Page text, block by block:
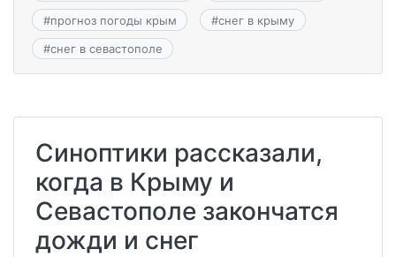
#прогноз погоды крым #снег в крыму
#снег в севастополе
Синоптики рассказали,
когда в Крыму и
Севастополе закончатся
дожди и снег